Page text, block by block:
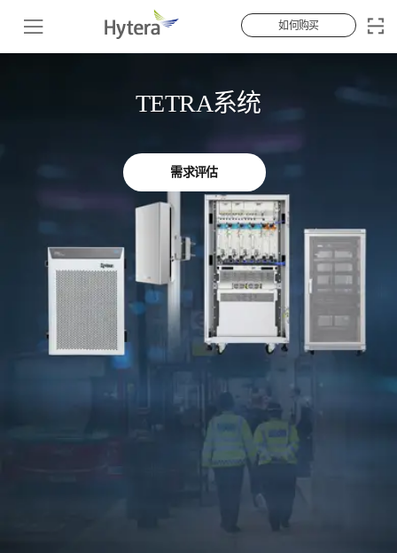
如何购买
TETRA系统
需求评估